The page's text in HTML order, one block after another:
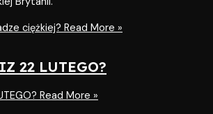
ciężkiej? Read More »
22 LUTEGO?
Read More »